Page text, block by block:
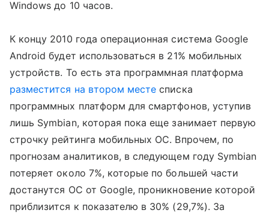
Windows до 10 часов.
К концу 2010 года операционная система Google
Android будет использоваться в 21% мобильных
устройств. То есть эта программная платформа
разместится на втором месте списка
программных платформ для смартфонов, уступив
лишь Symbian, которая пока еще занимает первую
строчку рейтинга мобильных ОС. Впрочем, по
прогнозам аналитиков, в следующем году Symbian
потеряет около 7%, которые по большей части
достанутся ОС от Google, проникновение которой
приблизится к показателю в 30% (29,7%). За